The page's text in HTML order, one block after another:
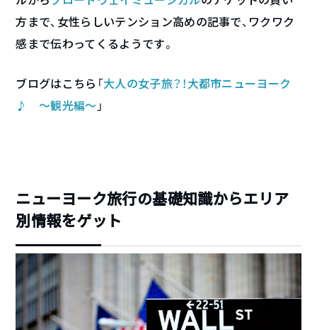
方まで、女性らしいテンション高めの記事で、ワクワク
感まで伝わってくるようです。
ブログはこちら「大人の女子旅？！大都市ニューヨーク
♪ ～観光編～ 」
ニューヨーク旅行の基礎知識からエリア
別情報をゲット